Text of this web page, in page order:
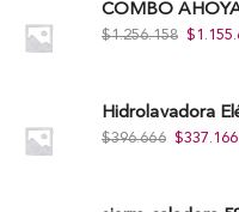
$1.256.158 $
$396.666 $337.166